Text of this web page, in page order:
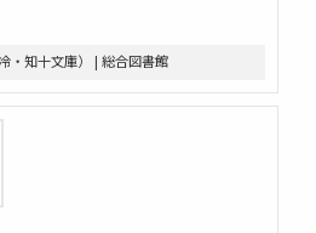
・知十文庫） | 総合図書館